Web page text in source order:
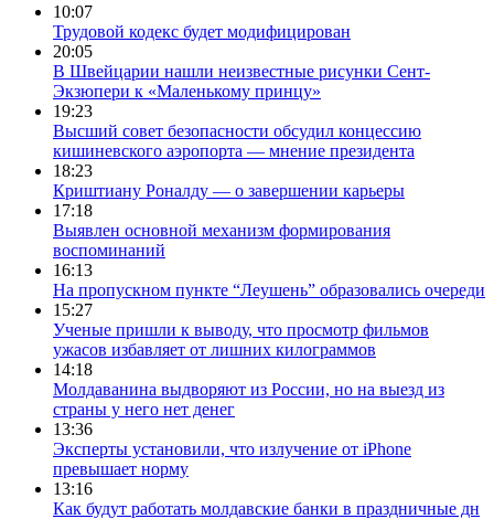
10:07
Трудовой кодекс будет модифицирован
20:05
В Швейцарии нашли неизвестные рисунки Сент-
Экзюпери к «Маленькому принцу»
19:23
Высший совет безопасности обсудил концессию
кишиневского аэропорта — мнение президента
18:23
Криштиану Роналду — о завершении карьеры
17:18
Выявлен основной механизм формирования
воспоминаний
16:13
На пропускном пункте “Леушень” образовались очереди
15:27
Ученые пришли к выводу, что просмотр фильмов
ужасов избавляет от лишних килограммов
14:18
Молдаванина выдворяют из России, но на выезд из
страны у него нет денег
13:36
Эксперты установили, что излучение от iPhone
превышает норму
13:16
Как будут работать молдавские банки в праздничные дн